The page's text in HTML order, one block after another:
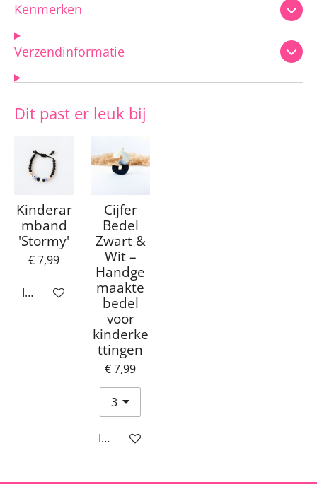
Kenmerken
Verzendinformatie
Dit past er leuk bij
Kinderar
mband
'Stormy'
€ 7,99
In winkelwagen
Cijfer
Bedel
Zwart &
Wit –
Handge
maakte
bedel
voor
kinderke
ttingen
€ 7,99
In winkelwagen